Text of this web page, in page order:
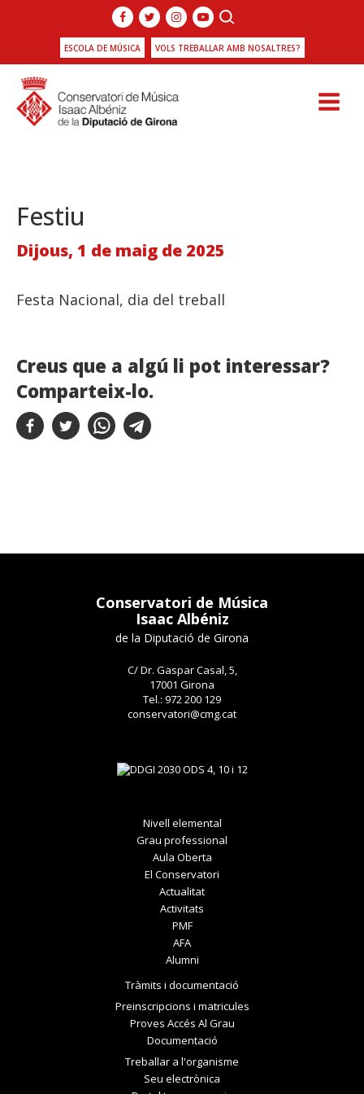
ESCOLA DE MÚSICA VOLS TREBALLAR AMB NOSALTRES?
Festiu
Dijous, 1 de maig de 2025
Festa Nacional, dia del treball
Creus que a algú li pot interessar?
Comparteix-lo.
Conservatori de Música
Isaac Albéniz
de la Diputació de Girona
C/ Dr. Gaspar Casal, 5,
17001 Girona
Tel.: 972 200 129
conservatori@cmg.cat
Nivell elemental
Grau professional
Aula Oberta
El Conservatori
Actualitat
Activitats
PMF
AFA
Alumni
Tràmits i documentació
Preinscripcions i matricules
Proves Accés Al Grau
Documentació
Treballar a l'organisme
Seu electrònica